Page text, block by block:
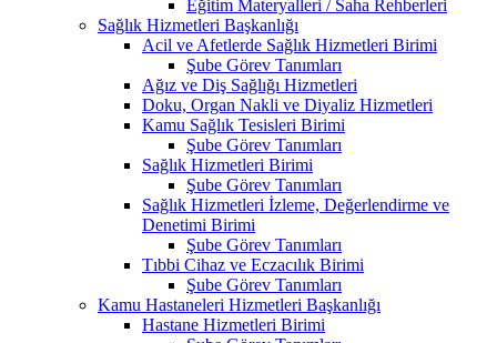
Eğitim Materyalleri / Saha Rehberleri
Sağlık Hizmetleri Başkanlığı
Acil ve Afetlerde Sağlık Hizmetleri Birimi
Şube Görev Tanımları
Ağız ve Diş Sağlığı Hizmetleri
Doku, Organ Nakli ve Diyaliz Hizmetleri
Kamu Sağlık Tesisleri Birimi
Şube Görev Tanımları
Sağlık Hizmetleri Birimi
Şube Görev Tanımları
Sağlık Hizmetleri İzleme, Değerlendirme ve
Denetimi Birimi
Şube Görev Tanımları
Tıbbi Cihaz ve Eczacılık Birimi
Şube Görev Tanımları
Kamu Hastaneleri Hizmetleri Başkanlığı
Hastane Hizmetleri Birimi